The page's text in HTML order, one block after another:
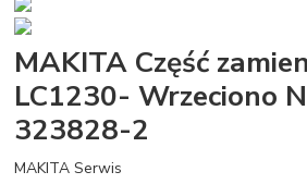
MAKITA Część
LC1230- Wrzeciono
323828-2
MAKITA Serwis